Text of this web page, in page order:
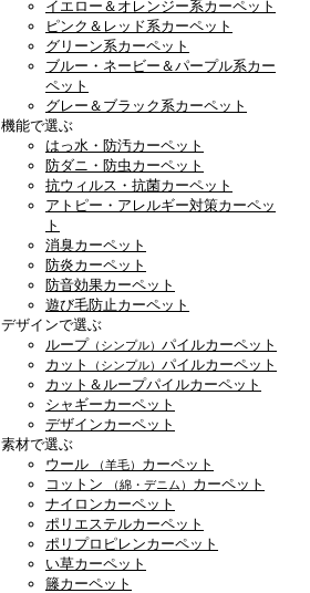
イエロー＆オレンジー系カーペット
ピンク＆レッド系カーペット
グリーン系カーペット
ブルー・ネービー＆パープル系カー
ペット
グレー＆ブラック系カーペット
機能で選ぶ
はっ水・防汚カーペット
防ダニ・防虫カーペット
抗ウィルス・抗菌カーペット
アトピー・アレルギー対策カーペッ
ト
消臭カーペット
防炎カーペット
防音効果カーペット
遊び毛防止カーペット
デザインで選ぶ
ループ （シンプル） パイルカーペット
カット
（シンプル） パイルカーペット
カット＆ループパイルカーペット
シャギーカーペット
デザインカーペット
素材で選ぶ
ウール
（羊毛） カーペット
コットン
（綿・デニム） カーペット
ナイロンカーペット
ポリエステルカーペット
ポリプロピレンカーペット
い草カーペット
籐カーペット